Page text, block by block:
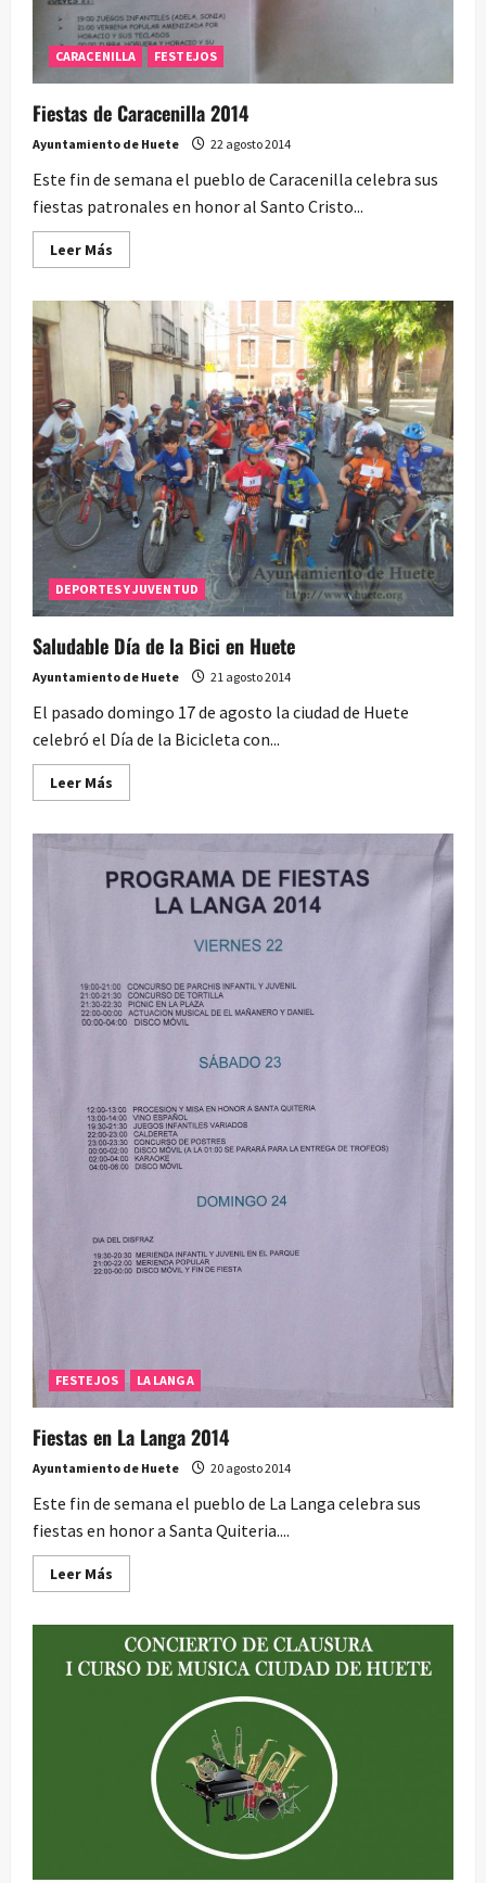
CARACENILLA FESTEJOS
Fiestas de Caracenilla 2014
Ayuntamiento de Huete 22 agosto 2014
Este fin de semana el pueblo de Caracenilla celebra sus
fiestas patronales en honor al Santo Cristo...
Leer Más
más
Fiestas
Caracenilla
2014
DEPORTES Y JUVENTUD
Saludable Día de la Bici en Huete
Ayuntamiento de Huete 21 agosto 2014
El pasado domingo 17 de agosto la ciudad de Huete
celebró el Día de la Bicicleta con...
Leer Más
más
de
la
FESTEJOS LA LANGA
Fiestas en La Langa 2014
Ayuntamiento de Huete 20 agosto 2014
Este fin de semana el pueblo de La Langa celebra sus
fiestas en honor a Santa Quiteria....
Leer Más
más
Fiestas
en
La
Langa